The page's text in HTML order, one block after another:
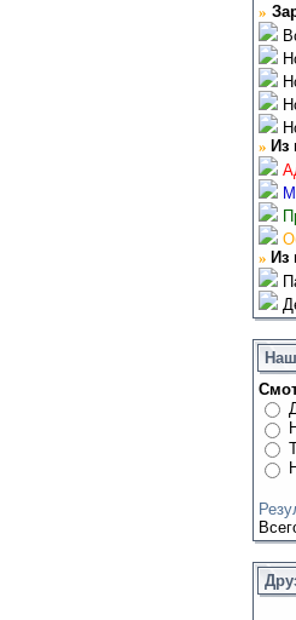
»
» Из
» Из